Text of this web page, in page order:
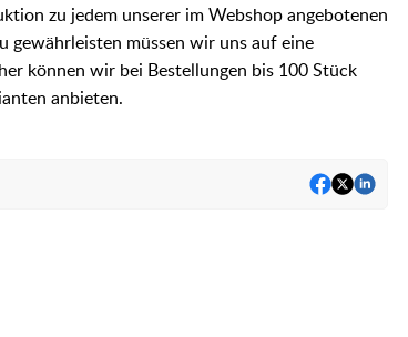
zu jedem unserer im Webshop angebotenen
gewährleisten müssen wir uns auf eine
können wir bei Bestellungen bis 100 Stück
anbieten.